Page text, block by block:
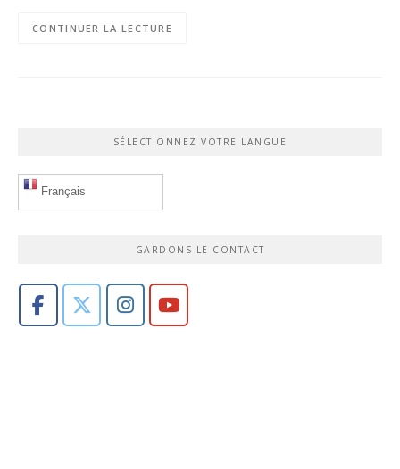
CONTINUER LA LECTURE
SÉLECTIONNEZ VOTRE LANGUE
Français
GARDONS LE CONTACT